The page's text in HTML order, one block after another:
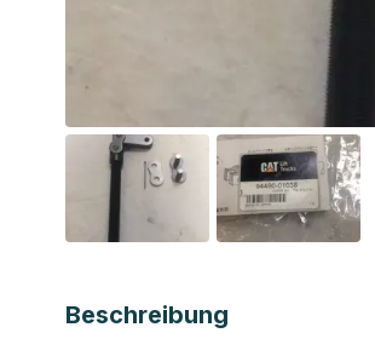
Beschreibung